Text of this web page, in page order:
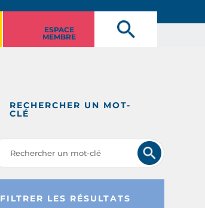
ESPACE
MEMBRE
RECHERCHER UN MOT-
CLÉ
FILTRER LES RÉSULTATS